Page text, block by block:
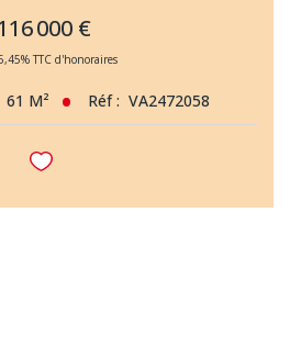
000 €
TTC d'honoraires
61 M² Réf : VA2472058